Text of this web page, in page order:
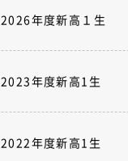
2026年度新高１生
2023年度新高1生
2022年度新高1生